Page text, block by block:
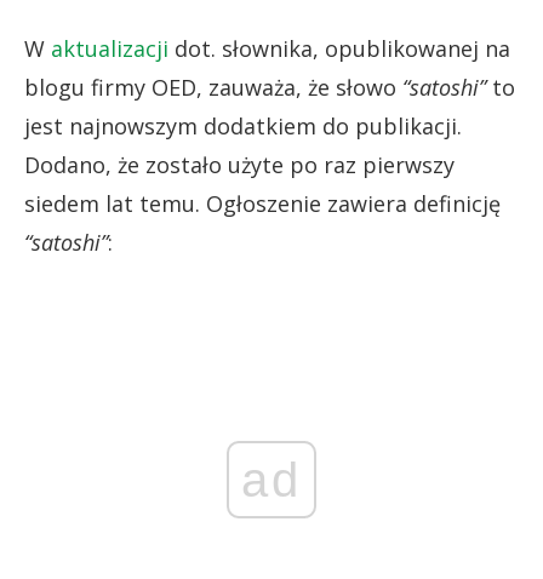
W aktualizacji dot. słownika, opublikowanej na
blogu firmy OED, zauważa, że ​​słowo “satoshi”to
jest najnowszym dodatkiem do publikacji.
Dodano, że zostało użyte po raz pierwszy
siedem lat temu. Ogłoszenie zawiera definicję
“satoshi”:
ad